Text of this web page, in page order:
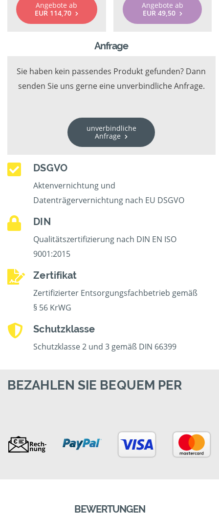
Angebote ab
EUR 114,70
Angebote ab
EUR 49,50
Anfrage
Sie haben kein passendes Produkt gefunden? Dann
senden Sie uns gerne eine unverbindliche Anfrage.
unverbindliche
Anfrage
DSGVO
Aktenvernichtung und
Datenträgervernichtung nach EU DSGVO
DIN
Qualitätszertifizierung nach DIN EN ISO
9001:2015
Zertifikat
Zertifizierter Entsorgungsfachbetrieb gemäß
§ 56 KrWG
Schutzklasse
Schutzklasse 2 und 3 gemäß DIN 66399
BEZAHLEN SIE BEQUEM PER
BEWERTUNGEN